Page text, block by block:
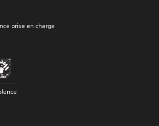
prise en charge